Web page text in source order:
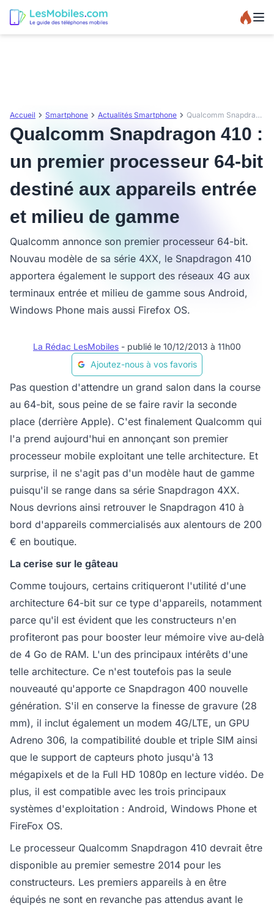
Accueil Smartphone Actualités Smartphone Qualcomm Snapdragon 410 : un premier processeur 64-bit destiné aux appareils entrée et milieu de gamme
Qualcomm Snapdragon 410 :
un premier processeur 64-bit
destiné aux appareils entrée
et milieu de gamme
Qualcomm annonce son premier processeur 64-bit.
Nouvau modèle de sa série 4XX, le Snapdragon 410
apportera également le support des réseaux 4G aux
terminaux entrée et milieu de gamme sous Android,
Windows Phone mais aussi Firefox OS.
La Rédac LesMobiles - publié le 10/12/2013 à 11h00
Ajoutez-nous à vos favoris
Pas question d'attendre un grand salon dans la course
au 64-bit, sous peine de se faire ravir la seconde
place (derrière Apple). C'est finalement Qualcomm qui
l'a prend aujourd'hui en annonçant son premier
processeur mobile exploitant une telle architecture. Et
surprise, il ne s'agit pas d'un modèle haut de gamme
puisqu'il se range dans sa série Snapdragon 4XX.
Nous devrions ainsi retrouver le Snapdragon 410 à
bord d'appareils commercialisés aux alentours de 200
€ en boutique.
La cerise sur le gâteau
Comme toujours, certains critiqueront l'utilité d'une
architecture 64-bit sur ce type d'appareils, notamment
parce qu'il est évident que les constructeurs n'en
profiteront pas pour booster leur mémoire vive au-delà
de 4 Go de RAM. L'un des principaux intérêts d'une
telle architecture. Ce n'est toutefois pas la seule
nouveauté qu'apporte ce Snapdragon 400 nouvelle
génération. S'il en conserve la finesse de gravure (28
mm), il inclut également un modem 4G/LTE, un GPU
Adreno 306, la compatibilité double et triple SIM ainsi
que le support de capteurs photo jusqu'à 13
mégapixels et de la Full HD 1080p en lecture vidéo. De
plus, il est compatible avec les trois principaux
systèmes d'exploitation : Android, Windows Phone et
FireFox OS.
Le processeur Qualcomm Snapdragon 410 devrait être
disponible au premier semestre 2014 pour les
constructeurs. Les premiers appareils à en être
équipés ne sont en revanche pas attendus avant le